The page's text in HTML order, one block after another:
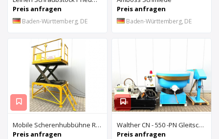
Preis anfragen
Baden-Württemberg, DE
Preis anfragen
Baden-Württemberg, DE
Mobile Scherenhubbühne Rothe Benkmann
Preis anfragen
Walther CN - 550 -PN Gleitschleifanlage u. Rösler Z300 Turbo Floc Zentrifuge
Preis anfragen